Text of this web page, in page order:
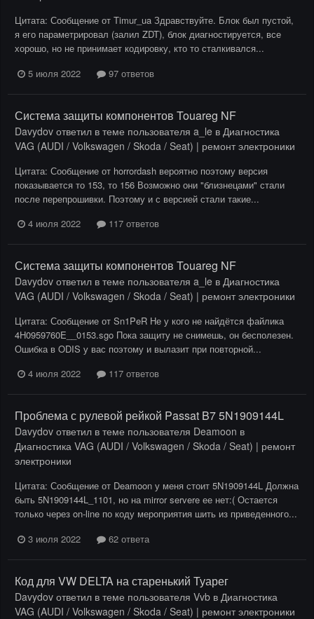
Цитата: Сообщение от Timur_ua Здравствуйте. Блок был пустой,
я его параметрировал (залил ZDT), блок диагностируется, все
хорошо, но не принимает кодировку, кто то сталкивался...
5 июля 2022
97 ответов
Система защиты компонентов Touareg NF
Davydov ответил в теме пользователя a_le в Диагностика
VAG (AUDI / Volkswagen / Skoda / Seat) | ремонт электроники
Цитата: Сообщение от horrordash вероятно поэтому версия
показывается то 153, то 156 Возможно они "близнецами" стали
после перепрошивки. Поэтому и с версией стали такие...
4 июля 2022
117 ответов
Система защиты компонентов Touareg NF
Davydov ответил в теме пользователя a_le в Диагностика
VAG (AUDI / Volkswagen / Skoda / Seat) | ремонт электроники
Цитата: Сообщение от Sn1PeR Не у кого не найдётся файлика
4H0959760E__0153.sgo Пока защиту не снимешь, он бесполезен.
Ошибка в ODIS у вас поэтому и вылазит при повторной...
4 июля 2022
117 ответов
Проблема с рулевой рейкой Passat B7 5N1909144L
Davydov ответил в теме пользователя Deamoon в
Диагностика VAG (AUDI / Volkswagen / Skoda / Seat) | ремонт
электроники
Цитата: Сообщение от Deamoon у меня стоит 5N1909144L Должна
быть 5N1909144L_1101, но на mirror servere ее нет:( Остается
только через on-line по коду мероприятия шить из приведенного...
3 июля 2022
62 ответа
Код для VW DELTA на старенький Туарег
Davydov ответил в теме пользователя Vvb в Диагностика
VAG (AUDI / Volkswagen / Skoda / Seat) | ремонт электроники